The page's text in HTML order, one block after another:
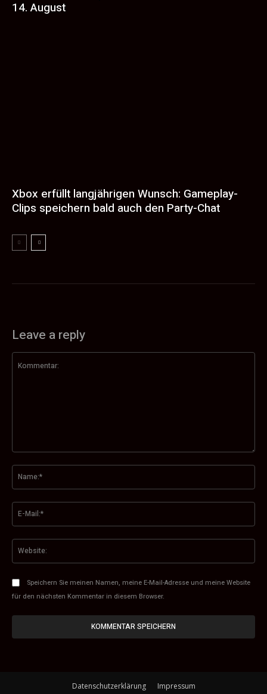
14. August
Xbox erfüllt langjährigen Wunsch: Gameplay-
Clips speichern bald auch den Party-Chat
Leave a reply
Speichern Sie meinen Namen, meine E-Mail-Adresse und meine Website
für den nächsten Kommentar in diesem Browser.
Datenschutzerklärung Impressum